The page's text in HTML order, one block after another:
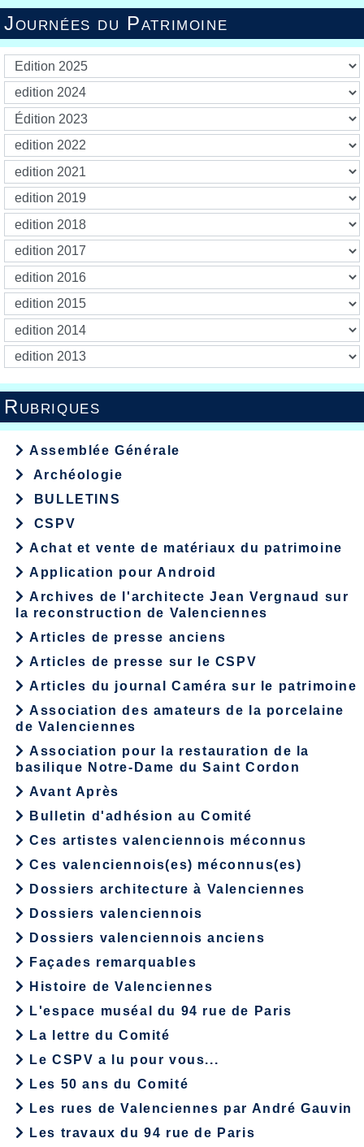
Journées du Patrimoine
Rubriques
Assemblée Générale
Archéologie
BULLETINS
CSPV
Achat et vente de matériaux du patrimoine
Application pour Android
Archives de l'architecte Jean Vergnaud sur
la reconstruction de Valenciennes
Articles de presse anciens
Articles de presse sur le CSPV
Articles du journal Caméra sur le patrimoine
Association des amateurs de la porcelaine
de Valenciennes
Association pour la restauration de la
basilique Notre-Dame du Saint Cordon
Avant Après
Bulletin d'adhésion au Comité
Ces artistes valenciennois méconnus
Ces valenciennois(es) méconnus(es)
Dossiers architecture à Valenciennes
Dossiers valenciennois
Dossiers valenciennois anciens
Façades remarquables
Histoire de Valenciennes
L'espace muséal du 94 rue de Paris
La lettre du Comité
Le CSPV a lu pour vous...
Les 50 ans du Comité
Les rues de Valenciennes par André Gauvin
Les travaux du 94 rue de Paris